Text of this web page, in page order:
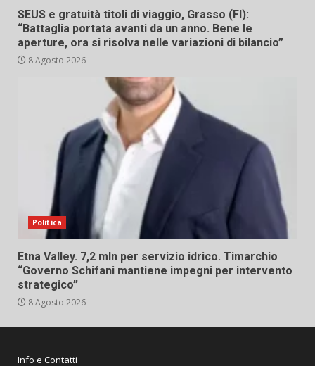
SEUS e gratuità titoli di viaggio, Grasso (FI):
“Battaglia portata avanti da un anno. Bene le
aperture, ora si risolva nelle variazioni di bilancio”
8 Agosto 2026
Politica
Etna Valley. 7,2 mln per servizio idrico. Timarchio
“Governo Schifani mantiene impegni per intervento
strategico”
8 Agosto 2026
Info e Contatti